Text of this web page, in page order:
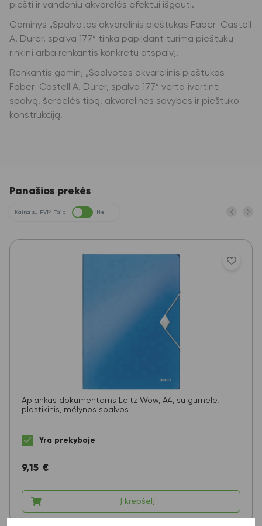
piešti ir vandeniu akvarelės efektui išgauti.
Gaminys „Spalvotas akvarelinis pieštukas Faber-Castell
A. Dürer, spalva 177“ tinka papildant turimą pieštukų
rinkinį arba renkantis konkretų atspalvį.
Renkantis gaminį „Spalvotas akvarelinis pieštukas
Faber-Castell A. Dürer, spalva 177“ verta įvertinti
spalvą, šerdelės tipą, akvarelines savybes ir pieštuko
konstrukciją.
Panašios prekės
Kaina su PVM Taip Ne
Aplankas dokumentams LeItz Wow, A4, su gumele,
plastikinis, mėlynos spalvos
Yra prekyboje
9,15 €
Į krepšelį